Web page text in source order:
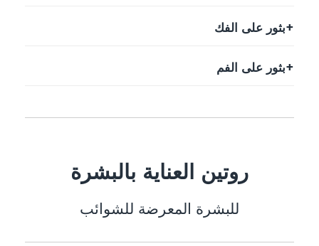
بثور على الفك
بثور على الفم
روتين العناية بالبشرة
للبشرة المعرضة للشوائب